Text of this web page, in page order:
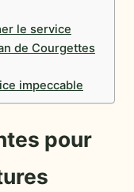
le service
de Courgettes
impeccable
pour